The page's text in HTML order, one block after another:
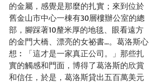
的金屬，感覺是那麼的扎實；來到位於
舊金山市中心一棟有30層樓辦公室的總
部，腳踩著10釐米厚的地毯、眼看遠方
的金門大橋、漂亮的女祕書...。葛洛斯心
想︰「這才是一家真正公司。」那些扎
實的觸感和門面，博得了葛洛斯的欣賞
和信任，於是，葛洛斯貸出五百萬美元